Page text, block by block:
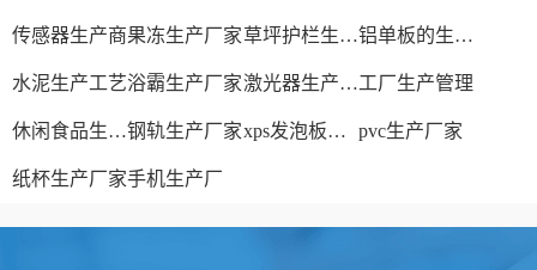
传感器生产商果冻生产厂家 草坪护栏生产厂家 铝单板的生产厂家
水泥生产工艺浴霸生产厂家 激光器生产厂家工厂生产管理
休闲食品生产线钢轨生产厂家 xps发泡板材生产线 pvc生产厂家
纸杯生产厂家手机生产厂